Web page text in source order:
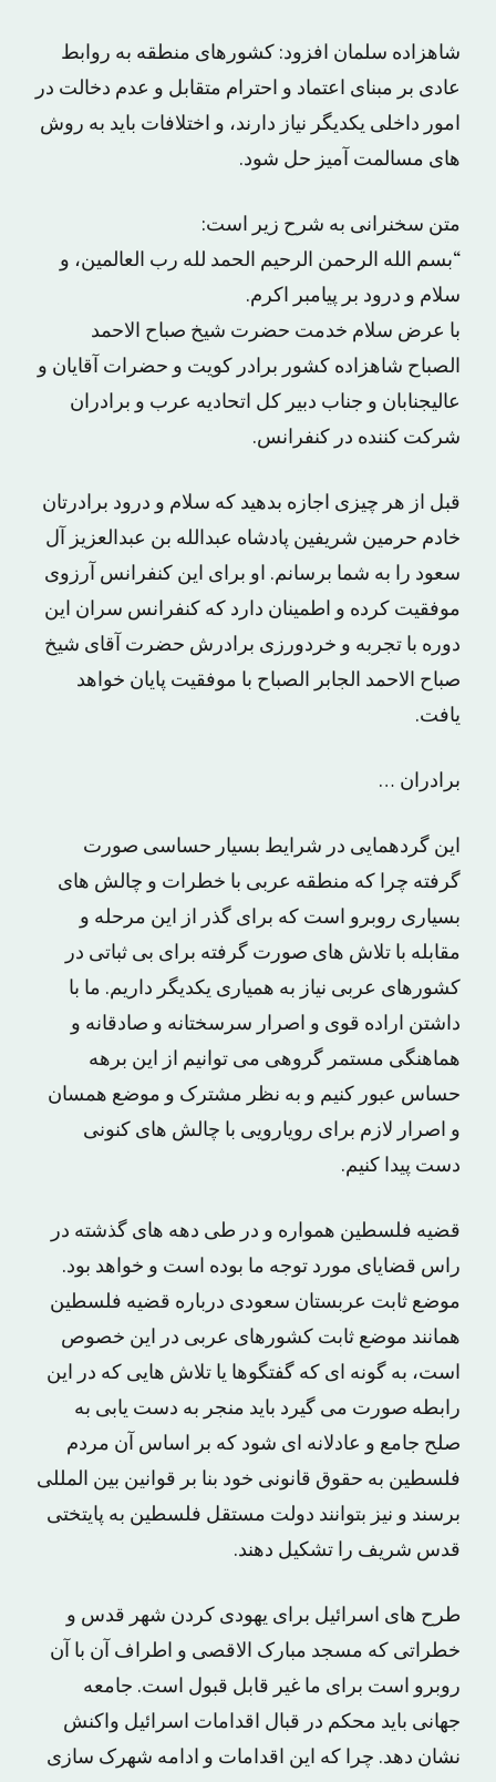
شاهزاده سلمان افزود: کشورهای منطقه به روابط
عادی بر مبنای اعتماد و احترام متقابل و عدم دخالت در
امور داخلی یکدیگر نیاز دارند، و اختلافات باید به روش
های مسالمت آمیز حل شود.
متن سخنرانی به شرح زیر است:
“بسم الله الرحمن الرحیم الحمد لله رب العالمین، و
سلام و درود بر پیامبر اکرم.
با عرض سلام خدمت حضرت شیخ صباح الاحمد
الصباح شاهزاده کشور برادر کویت و حضرات آقایان و
عالیجنابان و جناب دبیر کل اتحادیه عرب و برادران
شرکت کننده در کنفرانس.
قبل از هر چیزی اجازه بدهید که سلام و درود برادرتان
خادم حرمین شریفین پادشاه عبدالله بن عبدالعزیز آل
سعود را به شما برسانم. او برای این کنفرانس آرزوی
موفقیت کرده و اطمینان دارد که کنفرانس سران این
دوره با تجربه و خردورزی برادرش حضرت آقای شیخ
صباح الاحمد الجابر الصباح با موفقیت پایان خواهد
یافت.
برادران …
این گردهمایی در شرایط بسیار حساسی صورت
گرفته چرا که منطقه عربی با خطرات و چالش های
بسیاری روبرو است که برای گذر از این مرحله و
مقابله با تلاش های صورت گرفته برای بی ثباتی در
کشورهای عربی نیاز به همیاری یکدیگر داریم. ما با
داشتن اراده قوی و اصرار سرسختانه و صادقانه و
هماهنگی مستمر گروهی می توانیم از این برهه
حساس عبور کنیم و به نظر مشترک و موضع همسان
و اصرار لازم برای رویارویی با چالش های کنونی
دست پیدا کنیم.
قضیه فلسطین همواره و در طی دهه های گذشته در
راس قضایای مورد توجه ما بوده است و خواهد بود.
موضع ثابت عربستان سعودی درباره قضیه فلسطین
همانند موضع ثابت کشورهای عربی در این خصوص
است، به گونه ای که گفتگوها یا تلاش هایی که در این
رابطه صورت می گیرد باید منجر به دست یابی به
صلح جامع و عادلانه ای شود که بر اساس آن مردم
فلسطین به حقوق قانونی خود بنا بر قوانین بین المللی
برسند و نیز بتوانند دولت مستقل فلسطین به پایتختی
قدس شریف را تشکیل دهند.
طرح های اسرائیل برای یهودی کردن شهر قدس و
خطراتی که مسجد مبارک الاقصی و اطراف آن با آن
روبرو است برای ما غیر قابل قبول است. جامعه
جهانی باید محکم در قبال اقدامات اسرائیل واکنش
نشان دهد. چرا که این اقدامات و ادامه شهرک سازی